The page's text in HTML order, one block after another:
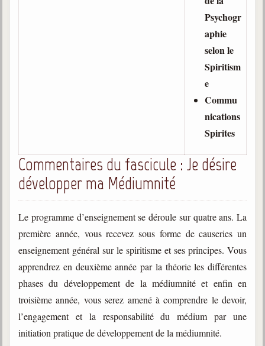
Psychogr
aphie
selon le
Spiritism
e
Commu
nications
Spirites
Commentaires du fascicule : Je désire
développer ma Médiumnité
Le programme d’enseignement se déroule sur quatre ans. La
première année, vous recevez sous forme de causeries un
enseignement général sur le spiritisme et ses principes. Vous
apprendrez en deuxième année par la théorie les différentes
phases du développement de la médiumnité et enfin en
troisième année, vous serez amené à comprendre le devoir,
l’engagement et la responsabilité du médium par une
initiation pratique de développement de la médiumnité.